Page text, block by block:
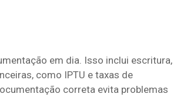
em dia. Isso inclui escritura,
como IPTU e taxas de
correta evita problemas